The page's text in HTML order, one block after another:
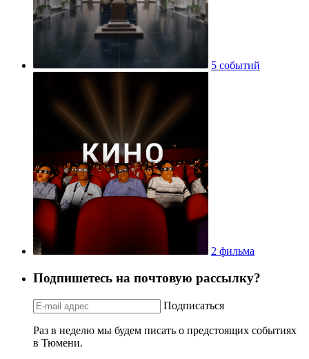
5 событий
2 фильма
Подпишетесь на почтовую рассылку?
Подписаться
Раз в неделю мы будем писать о предстоящих событиях
в Тюмени.